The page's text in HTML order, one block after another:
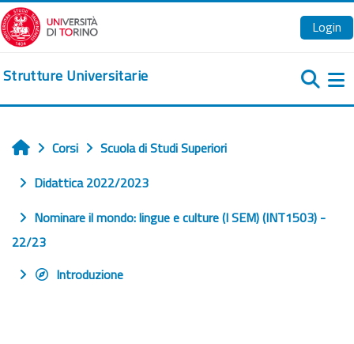
Vai al contenuto principale
Login
Strutture Universitarie
Home
Corsi
Scuola di Studi Superiori
Didattica 2022/2023
Nominare il mondo: lingue e culture (I SEM) (INT1503) -
22/23
Introduzione